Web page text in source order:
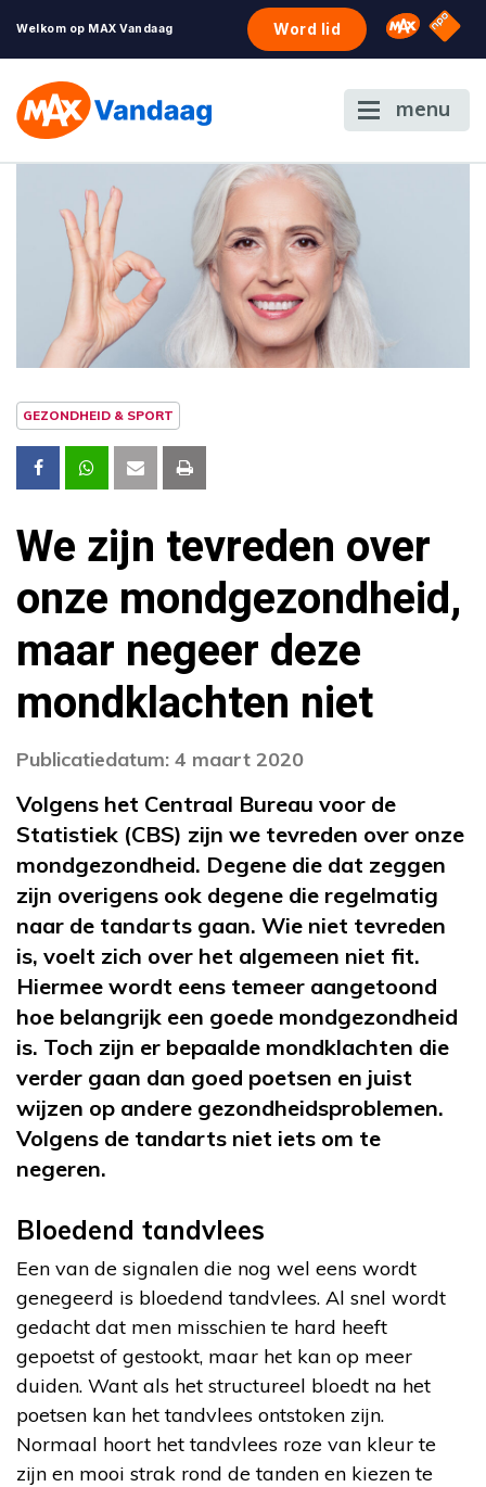
Welkom op MAX Vandaag Word lid Omroep
NPO
menu
GEZONDHEID & SPORT
We zijn tevreden over
onze mondgezondheid,
maar negeer deze
mondklachten niet
Publicatiedatum: 4 maart 2020
Volgens het Centraal Bureau voor de
Statistiek (CBS) zijn we tevreden over onze
mondgezondheid. Degene die dat zeggen
zijn overigens ook degene die regelmatig
naar de tandarts gaan. Wie niet tevreden
is, voelt zich over het algemeen niet fit.
Hiermee wordt eens temeer aangetoond
hoe belangrijk een goede mondgezondheid
is. Toch zijn er bepaalde mondklachten die
verder gaan dan goed poetsen en juist
wijzen op andere gezondheidsproblemen.
Volgens de tandarts niet iets om te
negeren.
Bloedend tandvlees
Een van de signalen die nog wel eens wordt
genegeerd is bloedend tandvlees. Al snel wordt
gedacht dat men misschien te hard heeft
gepoetst of gestookt, maar het kan op meer
duiden. Want als het structureel bloedt na het
poetsen kan het tandvlees ontstoken zijn.
Normaal hoort het tandvlees roze van kleur te
zijn en mooi strak rond de tanden en kiezen te